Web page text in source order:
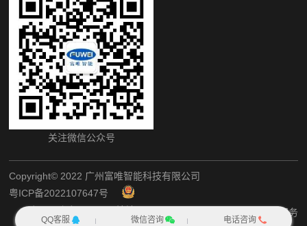
关注微信公众号
Copyright©️ 2022 广州富唯智能科技有限公司
粤ICP备2022107647号
粤公网安备44011202002405
网站地图 犀牛云提供企业云服务
QQ客服 微信咨询 电话咨询